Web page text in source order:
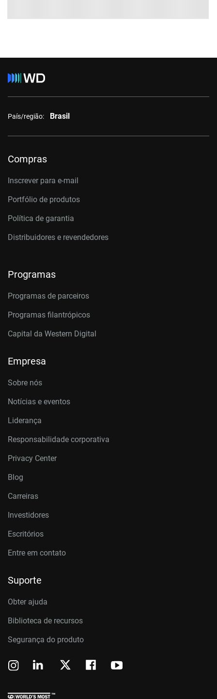
País/região: Brasil
Compras
Inscrever para e-mail
Portfólio de produtos
Política de garantia
Distribuidores e revendedores
Programas
Programas de parceiros
Programas filantrópicos
Capital da Western Digital
Empresa
Sobre nós
Notícias e eventos
Liderança
Responsabilidade corporativa
Privacy Center
Blog
Carreiras
Investidores
Escritórios
Entre em contato
Suporte
Obter ajuda
Biblioteca de recursos
Segurança do produto